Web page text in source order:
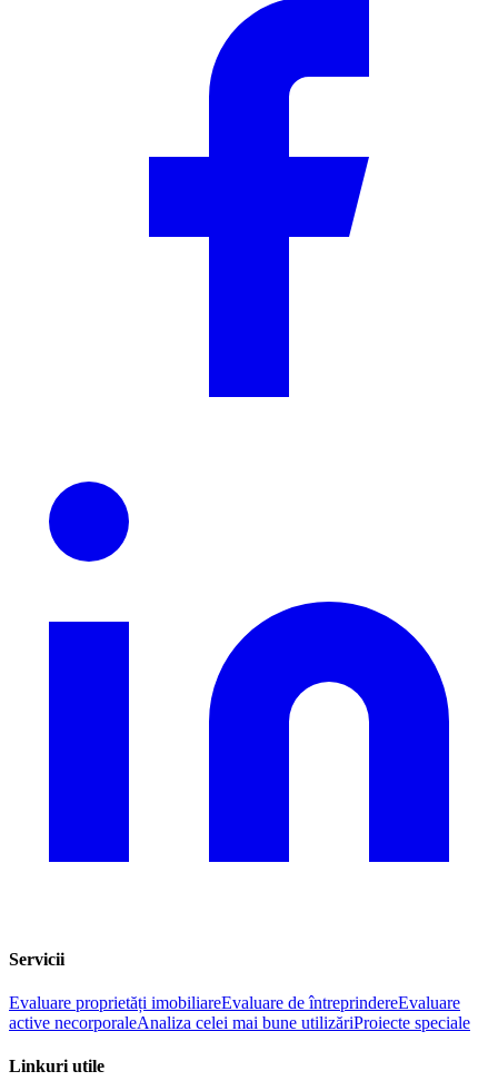
Servicii
Evaluare proprietăți imobiliareEvaluare de întreprindereEvaluare
active necorporaleAnaliza celei mai bune utilizăriProiecte speciale
Linkuri utile